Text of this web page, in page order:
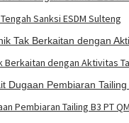
Sanksi ESDM Sulteng
dengan Aktivitas
Pembiaran Tailing B3 PT